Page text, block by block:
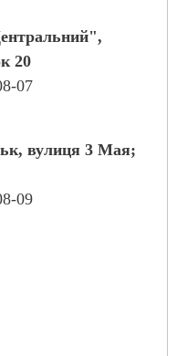
20
07
вулиця 3 Мая;
09